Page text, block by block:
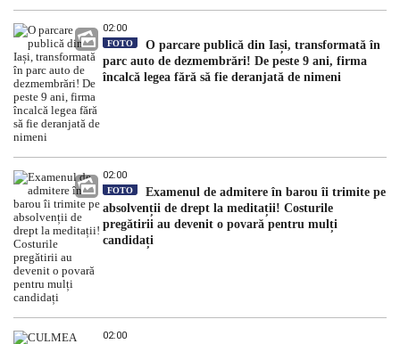
02:00
FOTO
O parcare publică din Iași, transformată în
parc auto de dezmembrări! De peste 9 ani, firma
încalcă legea fără să fie deranjată de nimeni
02:00
FOTO
Examenul de admitere în barou îi trimite pe
absolvenții de drept la meditații! Costurile
pregătirii au devenit o povară pentru mulți
candidați
02:00